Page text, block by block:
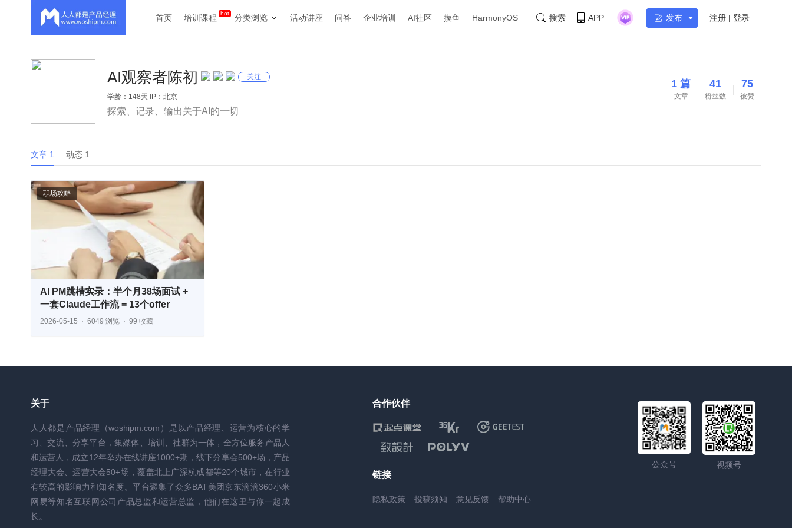
首页 培训课程 分类浏览 活动讲座 问答 企业培训 AI社区 摸鱼 HarmonyOS 搜索 APP 发布 注册 | 登录
AI观察者陈初 关注
学龄：148天 IP：北京
探索、记录、输出关于AI的一切
1 篇
文章
41
粉丝数
75
被赞
文章 1 动态 1
职场攻略
AI PM跳槽实录：半个月38场面试 +
一套Claude工作流 = 13个offer
2026-05-15 6049 浏览 99 收藏
关于
人人都是产品经理（woshipm.com）是以产品经理、运营为核心的学
习、交流、分享平台，集媒体、培训、社群为一体，全方位服务产品人
和运营人，成立12年举办在线讲座1000+期，线下分享会500+场，产品
经理大会、运营大会50+场，覆盖北上广深杭成都等20个城市，在行业
有较高的影响力和知名度。平台聚集了众多BAT美团京东滴滴360小米
网易等知名互联网公司产品总监和运营总监，他们在这里与你一起成
长。
合作伙伴
链接
隐私政策 投稿须知 意见反馈 帮助中心
公众号 视频号